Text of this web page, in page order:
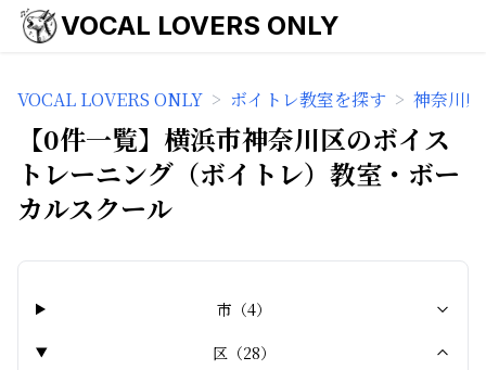
VOCAL LOVERS ONLY
VOCAL LOVERS ONLY > ボイトレ教室を探す > 神奈川
【0件一覧】横浜市神奈川区のボイス
トレーニング（ボイトレ）教室・ボー
カルスクール
市 （4）
区 （28）